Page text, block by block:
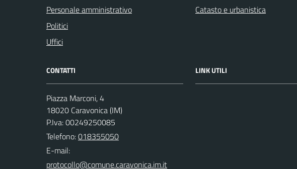
Personale amministrativo
Politici
Uffici
Catasto e urbanistica
CONTATTI
Piazza Marconi, 4
18020 Caravonica (IM)
P.Iva: 00249250085
Telefono:018355050
E-mail:
LINK UTILI